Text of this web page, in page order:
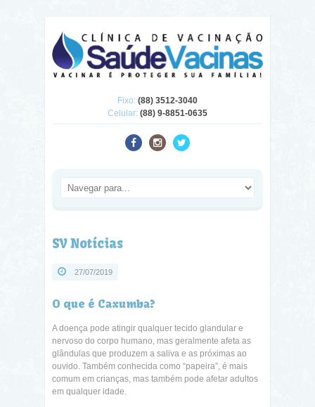
Fixo: (88) 3512-3040
Celular: (88) 9-8851-0635
SV Notícias
27/07/2019
O que é Caxumba?
A doença pode atingir qualquer tecido glandular e
nervoso do corpo humano, mas geralmente afeta as
glândulas que produzem a saliva e as próximas ao
ouvido. Também conhecida como “papeira”, é mais
comum em crianças, mas também pode afetar adultos
em qualquer idade.